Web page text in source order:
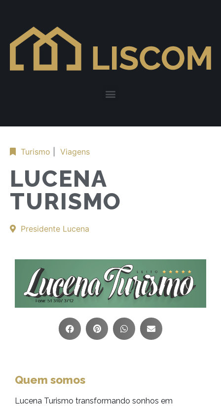
Turismo Viagens
LUCENA
TURISMO
Presidente Lucena
Quem somos
Lucena Turismo transformando sonhos em